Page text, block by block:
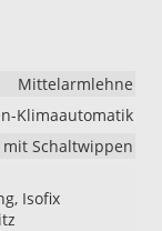
Mittelarmlehne
Klimaautomatik
Schaltwippen
Isofix